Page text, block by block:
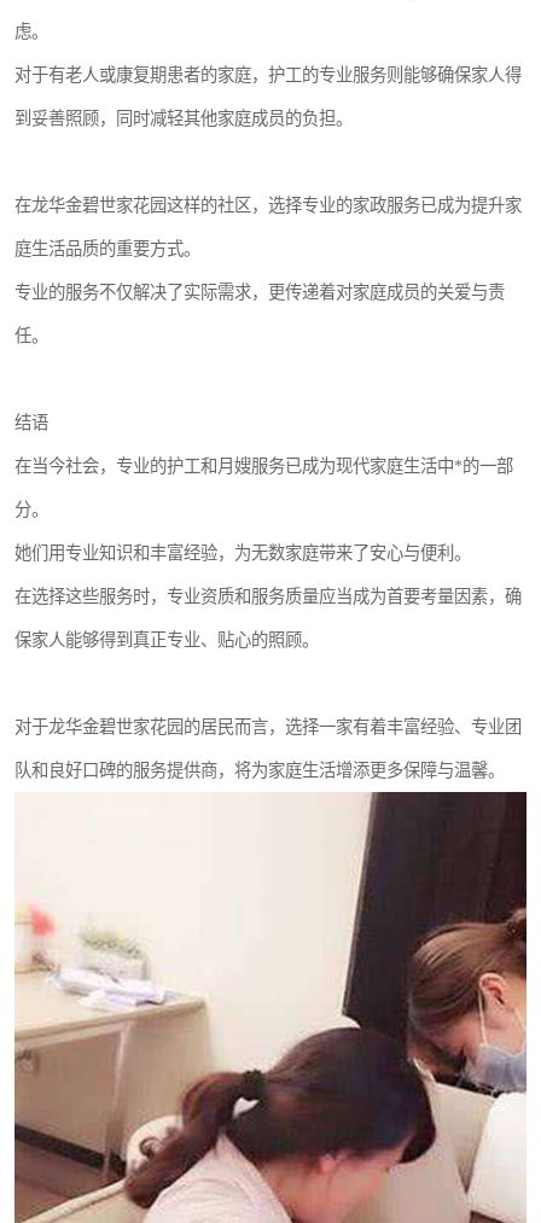
虑。
对于有老人或康复期患者的家庭，护工的专业服务则能够确保家人得
到妥善照顾，同时减轻其他家庭成员的负担。
在龙华金碧世家花园这样的社区，选择专业的家政服务已成为提升家
庭生活品质的重要方式。
专业的服务不仅解决了实际需求，更传递着对家庭成员的关爱与责
任。
结语
在当今社会，专业的护工和月嫂服务已成为现代家庭生活中*的一部
分。
她们用专业知识和丰富经验，为无数家庭带来了安心与便利。
在选择这些服务时，专业资质和服务质量应当成为首要考量因素，确
保家人能够得到真正专业、贴心的照顾。
对于龙华金碧世家花园的居民而言，选择一家有着丰富经验、专业团
队和良好口碑的服务提供商，将为家庭生活增添更多保障与温馨。